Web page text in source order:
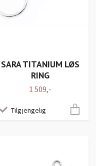
SARA TITANIUM LØS
RING
1 509,-
Tilgjengelig